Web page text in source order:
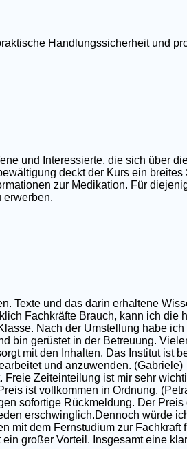
Handlungssicherheit und
und Interessierte, die sich über
deckt der Kurs ein
zur Medikation. Für
erwerben.
Texte und das darin erhaltene
Fachkräfte Brauch, kann ich die
Nach der Umstellung habe
bin gerüstet in der Betreuung.
mit den Inhalten. Das Institut ist
und anzuwenden. (Gabriele)
Zeiteinteilung ist mir sehr
ist vollkommen in Ordnung.
sofortige Rückmeldung. Der
erschwinglich.Dennoch würde
mit dem Fernstudium zur
großer Vorteil. Insgesamt eine